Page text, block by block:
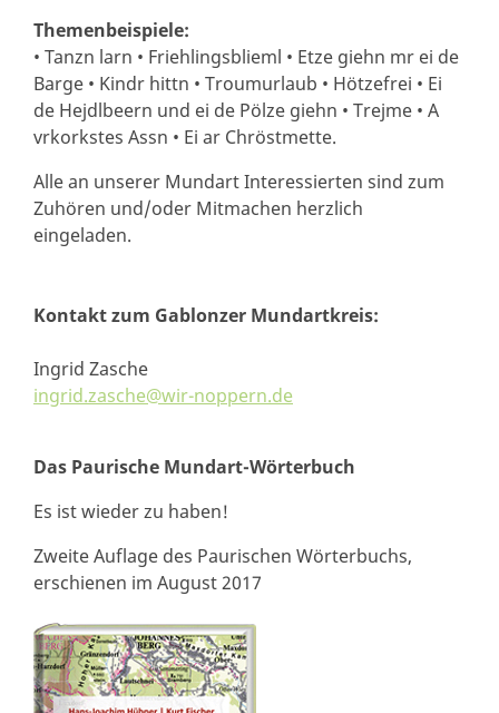
Themenbeispiele:
• Tanzn larn • Friehlingsblieml • Etze giehn mr ei de
Barge • Kindr hittn • Troumurlaub • Hötzefrei • Ei
de Hejdlbeern und ei de Pölze giehn • Trejme • A
vrkorkstes Assn • Ei ar Chröstmette.
Alle an unserer Mundart Interessierten sind zum
Zuhören und/oder Mitmachen herzlich
eingeladen.
Kontakt zum Gablonzer Mundartkreis:
Ingrid Zasche
ingrid.zasche@wir-noppern.de
Das Paurische Mundart-Wörterbuch
Es ist wieder zu haben!
Zweite Auflage des Paurischen Wörterbuchs,
erschienen im August 2017